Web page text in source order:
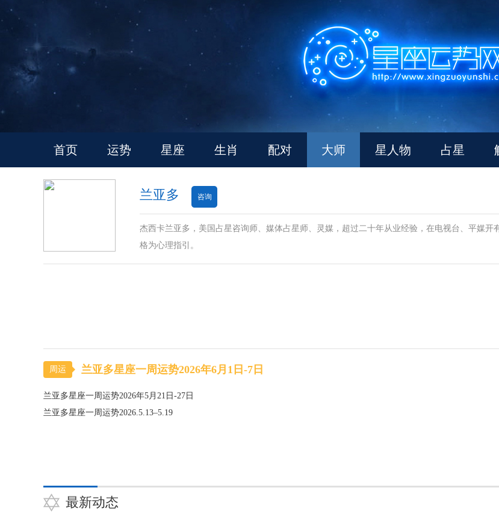
首页 运势 星座 生肖 配对 大师 星人物 占星
兰亚多 咨询
杰西卡兰亚多，美国占星咨询师、媒体占星师、灵媒，超过二十年从业经验，在电视台、平媒开
格为心理指引。
周运 兰亚多星座一周运势2026年6月1日-7日
兰亚多星座一周运势2026年5月21日-27日
兰亚多星座一周运势2026.5.13–5.19
最新动态